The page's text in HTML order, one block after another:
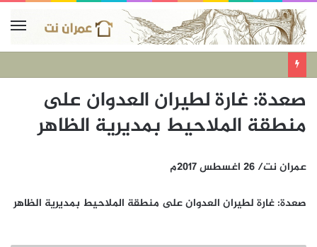
صعدة: غارة لطيران العدوان على
منطقة الملاحيط بمديرية الظاهر
عمران نت/ 26 اغسطس 2017م
صعدة: غارة لطيران العدوان على منطقة الملاحيط بمديرية الظاهر